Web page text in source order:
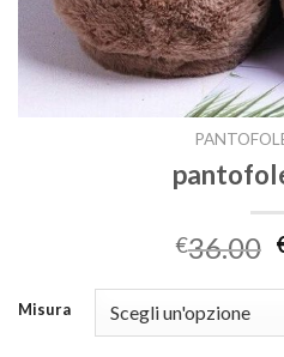
€36.00
Misura